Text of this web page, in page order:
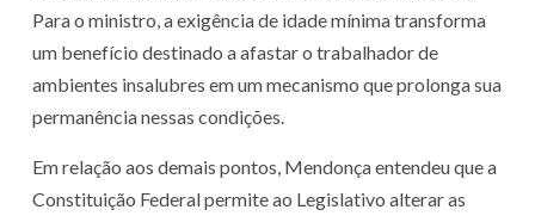
Para o ministro, a exigência de idade mínima transforma
um benefício destinado a afastar o trabalhador de
ambientes insalubres em um mecanismo que prolonga sua
permanência nessas condições.
Em relação aos demais pontos, Mendonça entendeu que a
Constituição Federal permite ao Legislativo alterar as